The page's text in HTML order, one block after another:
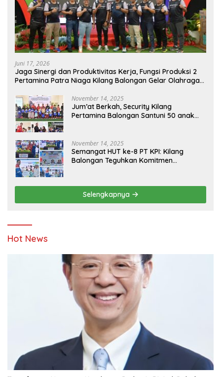
Juni 17, 2026
Jaga Sinergi dan Produktivitas Kerja, Fungsi Produksi 2
Pertamina Patra Niaga Kilang Balongan Gelar Olahraga
November 14, 2025
Jum’at Berkah, Security Kilang
Pertamina Balongan Santuni 50 anak
November 14, 2025
Semangat HUT ke-8 PT KPI: Kilang
Balongan Teguhkan Komitmen
Pendidikan
Selengkapnya
Hot News